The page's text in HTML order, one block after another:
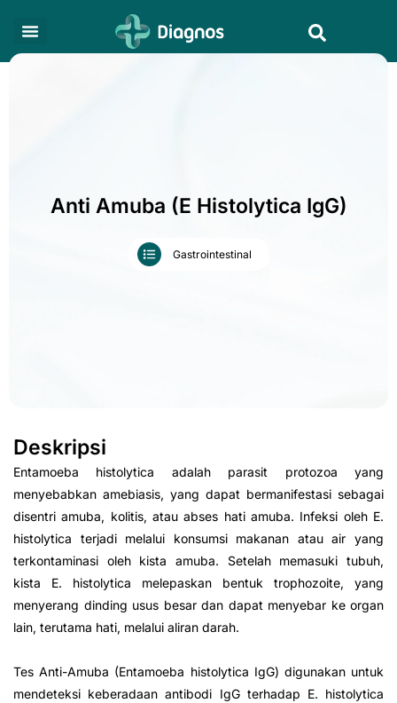
content
Anti Amuba (E Histolytica IgG)
Gastrointestinal
Deskripsi
Entamoeba histolytica adalah parasit protozoa yang
menyebabkan amebiasis, yang dapat bermanifestasi sebagai
disentri amuba, kolitis, atau abses hati amuba. Infeksi oleh E.
histolytica terjadi melalui konsumsi makanan atau air yang
terkontaminasi oleh kista amuba. Setelah memasuki tubuh,
kista E. histolytica melepaskan bentuk trophozoite, yang
menyerang dinding usus besar dan dapat menyebar ke organ
lain, terutama hati, melalui aliran darah.
Tes Anti-Amuba (Entamoeba histolytica IgG) digunakan untuk
mendeteksi keberadaan antibodi IgG terhadap E. histolytica